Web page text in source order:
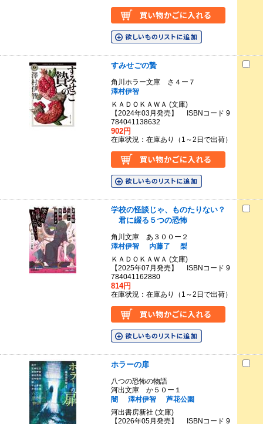
すみせごの贄
角川ホラー文庫 さ４ー７
澤村伊智
ＫＡＤＯＫＡＷＡ (文庫)
【2024年03月発売】 ISBNコード 9
784041138632
902円
在庫状況：在庫あり（1～2日で出荷）
学校の怪談じゃ、ものたりない？
君に綴る５つの恐怖
角川文庫 あ３００ー２
澤村伊智
内藤了
梨
ＫＡＤＯＫＡＷＡ (文庫)
【2025年07月発売】 ISBNコード 9
784041162880
814円
在庫状況：在庫あり（1～2日で出荷）
ホラーの扉
八つの恐怖の物語
河出文庫 か５０ー１
闇
澤村伊智
芦花公園
河出書房新社 (文庫)
【2026年05月発売】 ISBNコード 9